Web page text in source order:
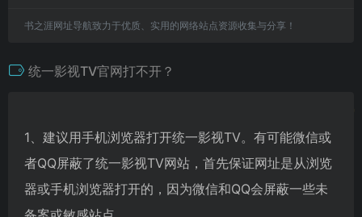
书之涯网址导航致力于优质、实用的网络站点资源收集与分享！
统一影视TV官网打不开？
1、建议用手机浏览器打开统一影视TV。有可能微信或
者QQ屏蔽了统一影视TV网站，首先保证网址是从浏览
器或手机浏览器打开的，因为微信和QQ会屏蔽一些未